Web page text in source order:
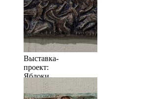
Выставка-
проект:
Яблоки
когда их
много